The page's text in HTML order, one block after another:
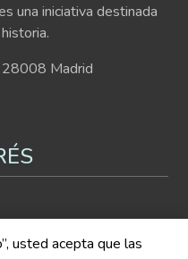
una iniciativa destinada
28008 Madrid
usted acepta que las